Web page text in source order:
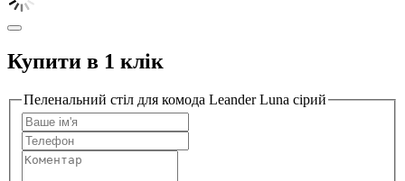
Купити в 1 клік
Пеленальний стіл для комода Leander Luna сірий